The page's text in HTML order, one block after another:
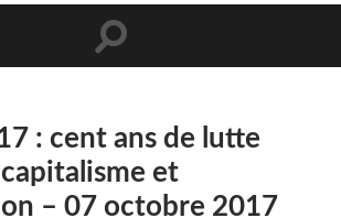
: cent ans de lutte
et
– 07 octobre 2017